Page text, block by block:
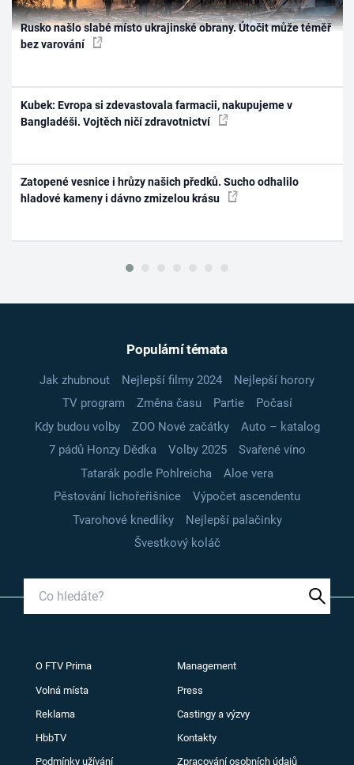
Rusko našlo slabé místo ukrajinské obrany. Útočit může téměř
bez varování
Kubek: Evropa si zdevastovala farmacii, nakupujeme v
Bangladéši. Vojtěch ničí zdravotnictví
Zatopené vesnice i hrůzy našich předků. Sucho odhalilo
hladové kameny i dávno zmizelou krásu
Populární témata
Jak zhubnout Nejlepší filmy 2024
Nejlepší horory
TV program
Změna času Partie
Počasí
Kdy budou volby
ZOO Nové začátky
Auto – katalog
7 pádů Honzy Dědka
Volby 2025
Svařené víno
Tatarák podle Pohlreicha
Aloe vera
Pěstování lichořeřišnice
Výpočet ascendentu
Tvarohové knedlíky
Nejlepší palačinky
Švestkový koláč
O FTV Prima Management
Volná místa Press
Reklama Castingy a výzvy
HbbTV Kontakty
Podmínky užívání Zpracování osobních údajů